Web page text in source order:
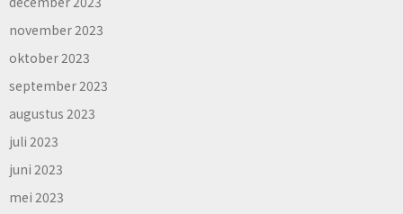
november 2023
oktober 2023
september 2023
augustus 2023
juli 2023
juni 2023
mei 2023